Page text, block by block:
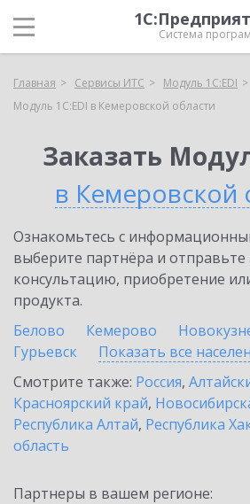
Система
Главная Сервисы ИТС
Модуль 1C:EDI
Модуль 1C:EDI в Кемеровской области
Заказать
в Кемеровской
Ознакомьтесь с
выберите партнёра и отправьте
консультацию, приобретение
продукта.
Белово
Кемерово
Гурьевск
Показать все
Смотрите также: Россия,
Красноярский край,
Республика Алтай, Республика
область
Партнеры в вашем регионе: